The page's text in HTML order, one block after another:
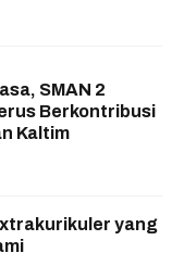
SMAN 2
Berkontribusi
Kaltim
yang